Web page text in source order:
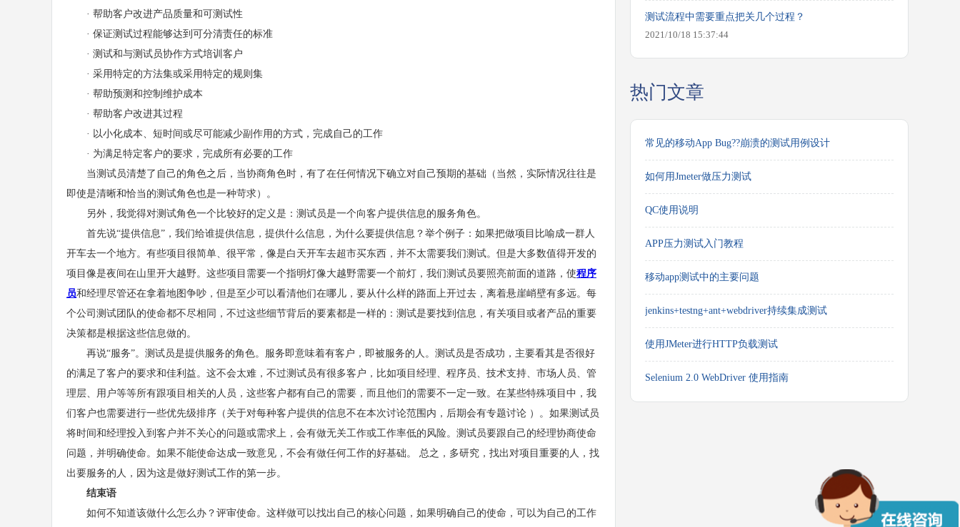
· 帮助客户改进产品质量和可测试性
· 保证测试过程能够达到可分清责任的标准
· 测试和与测试员协作方式培训客户
· 采用特定的方法集或采用特定的规则集
· 帮助预测和控制维护成本
· 帮助客户改进其过程
· 以小化成本、短时间或尽可能减少副作用的方式，完成自己的工作
· 为满足特定客户的要求，完成所有必要的工作
当测试员清楚了自己的角色之后，当协商角色时，有了在任何情况下确立对自己预期的基础（当然，实际情况往往是
即使是清晰和恰当的测试角色也是一种苛求）。
另外，我觉得对测试角色一个比较好的定义是：测试员是一个向客户提供信息的服务角色。
首先说“提供信息”，我们给谁提供信息，提供什么信息，为什么要提供信息？举个例子：如果把做项目比喻成一群人
开车去一个地方。有些项目很简单、很平常，像是白天开车去超市买东西，并不太需要我们测试。但是大多数值得开发的
项目像是夜间在山里开大越野。这些项目需要一个指明灯像大越野需要一个前灯，我们测试员要照亮前面的道路，使程序
员和经理尽管还在拿着地图争吵，但是至少可以看清他们在哪儿，要从什么样的路面上开过去，离着悬崖峭壁有多远。每
个公司测试团队的使命都不尽相同，不过这些细节背后的要素都是一样的：测试是要找到信息，有关项目或者产品的重要
决策都是根据这些信息做的。
再说“服务”。测试员是提供服务的角色。服务即意味着有客户，即被服务的人。测试员是否成功，主要看其是否很好
的满足了客户的要求和佳利益。这不会太难，不过测试员有很多客户，比如项目经理、程序员、技术支持、市场人员、管
理层、用户等等所有跟项目相关的人员，这些客户都有自己的需要，而且他们的需要不一定一致。在某些特殊项目中，我
们客户也需要进行一些优先级排序（关于对每种客户提供的信息不在本次讨论范围内，后期会有专题讨论 ）。如果测试员
将时间和经理投入到客户并不关心的问题或需求上，会有做无关工作或工作率低的风险。测试员要跟自己的经理协商使命
问题，并明确使命。如果不能使命达成一致意见，不会有做任何工作的好基础。 总之，多研究，找出对项目重要的人，找
出要服务的人，因为这是做好测试工作的第一步。
结束语
如何不知道该做什么怎么办？评审使命。这样做可以找出自己的核心问题，如果明确自己的使命，可以为自己的工作
测试流程中需要重点把关几个过程？
2021/10/18 15:37:44
热门文章
常见的移动App Bug??崩溃的测试用例设计
如何用Jmeter做压力测试
QC使用说明
APP压力测试入门教程
移动app测试中的主要问题
jenkins+testng+ant+webdriver持续集成测试
使用JMeter进行HTTP负载测试
Selenium 2.0 WebDriver 使用指南